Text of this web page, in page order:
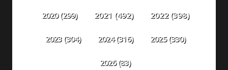
2020(299) 2021 (492) 2022(398)
2023(304) 2024(316) 2025(330)
2026(83)